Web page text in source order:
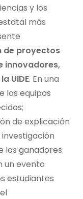
y los
más
de proyectos
innovadores,
UIDE. En una
los equipos
de explicación
los ganadores
un evento
estudiantes